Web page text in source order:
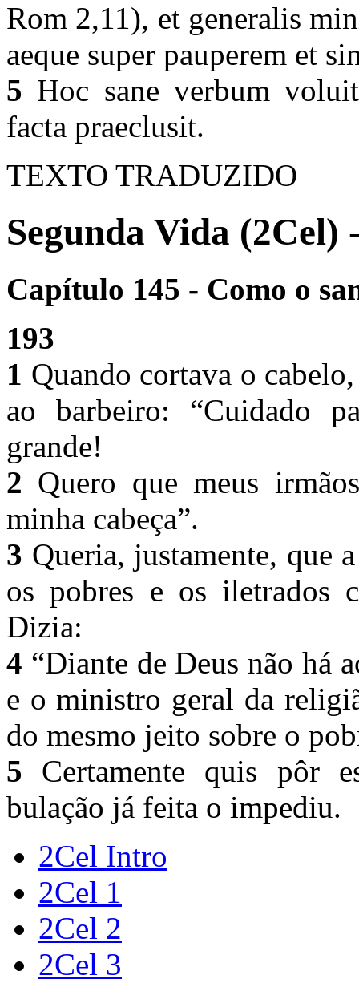
Rom 2,11), et generalis
aeque super pauperem et
5 Hoc sane verbum
facta praeclusit.
TEXTO TRADUZIDO
Segunda Vida (2Cel)
Capítulo 145 - Como o
193
1 Quando cortava o
ao barbeiro: “Cuidado
grande!
2 Quero que meus
minha cabeça”.
3 Queria, justamente, que
os pobres e os iletrados
Dizia:
4 “Diante de Deus não há
e o ministro geral da
do mesmo jeito sobre o
5 Certamente quis pôr
bulação já feita o impediu.
2Cel Intro
2Cel 1
2Cel 2
2Cel 3